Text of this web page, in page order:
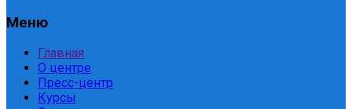
Меню
Главная
О центре
Пресс-центр
Курсы